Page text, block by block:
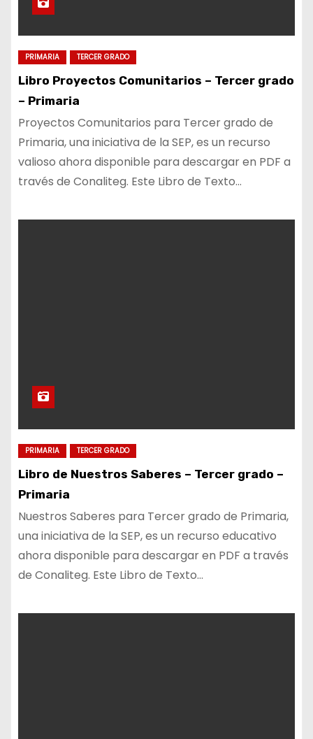
PRIMARIA TERCER GRADO
Libro Proyectos Comunitarios – Tercer grado
– Primaria
Proyectos Comunitarios para Tercer grado de
Primaria, una iniciativa de la SEP, es un recurso
valioso ahora disponible para descargar en PDF a
través de Conaliteg. Este Libro de Texto…
PRIMARIA TERCER GRADO
Libro de Nuestros Saberes – Tercer grado –
Primaria
Nuestros Saberes para Tercer grado de Primaria,
una iniciativa de la SEP, es un recurso educativo
ahora disponible para descargar en PDF a través
de Conaliteg. Este Libro de Texto…